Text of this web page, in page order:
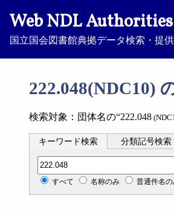
Web NDL Authorities
国立国会図書館典拠データ検索・提
222.048(NDC10)
検索対象：団体名の“222.048
キーワード検索 分類記号検索
分類記号検索
すべて 名称のみ 普通件名